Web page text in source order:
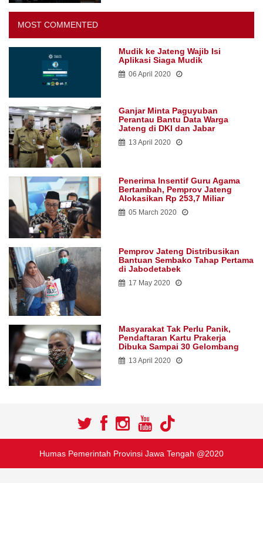
MOST COMMENTED
Mudik ke Jateng Wajib Isi
Aplikasi Siaga Mudik
06 April 2020
Ganjar Minta Paguyuban
Perantau Bantu Data Warga
Jateng di DKI dan Jabar
13 April 2020
Penerima Insentif Guru Agama
Bertambah, Pemprov Jateng
Alokasikan Rp 253,7 Miliar
05 March 2020
Pemprov Jateng Distribusikan
Bantuan Sembako Tahap Pertama
di Jabodetabek
17 May 2020
Masyarakat Tak Perlu Panik,
Pendaftaran Kartu Prakerja
Dibuka Sampai 30 Gelombang
13 April 2020
Humas Pemerintah Provinsi Jawa Tengah @2020